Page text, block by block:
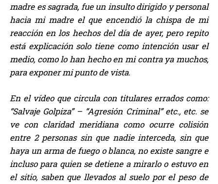
madre es sagrada, fue un insulto dirigido y personal
hacia mi madre el que encendió la chispa de mi
reacción en los hechos del día de ayer, pero repito
está explicación solo tiene como intención usar el
medio, como lo han hecho en mi contra ya muchos,
para exponer mi punto de vista.
En el vídeo que circula con titulares errados como:
“Salvaje Golpiza” – “Agresión Criminal” etc., etc. se
ve con claridad meridiana como ocurre colisión
entre 2 personas sin que nadie interceda, sin que
haya un arma de fuego o blanca, no existe sangre e
incluso para quien se detiene a mirarlo o estuvo en
el sitio, saben que llevados al suelo por el peso de